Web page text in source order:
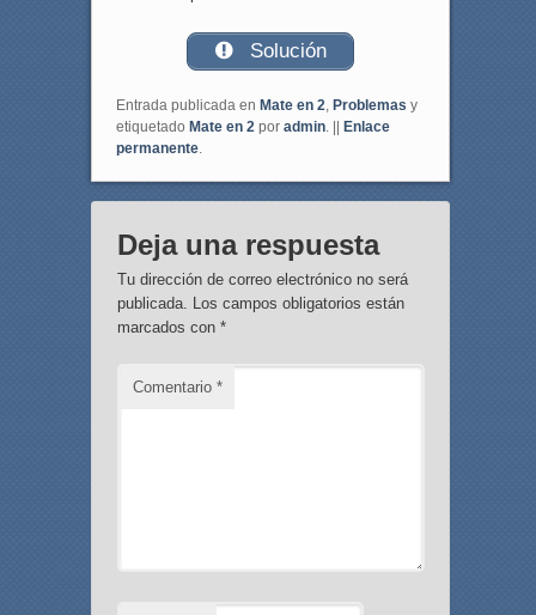
Solución
Entrada publicada en Mate en 2, Problemas y
etiquetado Mate en 2por admin. ||
Enlace
permanente.
Deja una respuesta
Tu dirección de correo electrónico no será
publicada. Los campos obligatorios están
marcados con *
Comentario *